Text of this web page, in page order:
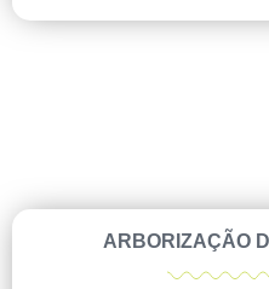
ARBORIZAÇÃO